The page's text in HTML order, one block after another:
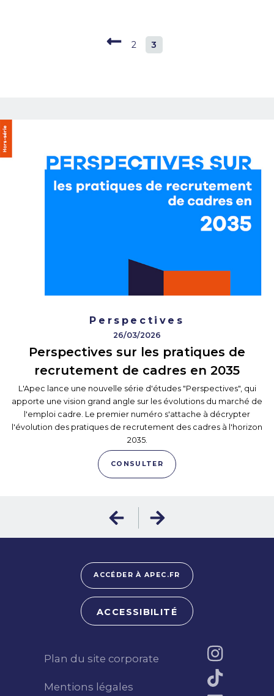
2 3
Perspectives
26/03/2026
Perspectives sur les pratiques de
recrutement de cadres en 2035
L'Apec lance une nouvelle série d'études "Perspectives", qui
apporte une vision grand angle sur les évolutions du marché de
l'emploi cadre. Le premier numéro s'attache à décrypter
l'évolution des pratiques de recrutement des cadres à l'horizon
2035.
CONSULTER
Plan du site corporate
Mentions légales
ACCÉDER À APEC.FR
ACCESSIBILITÉ